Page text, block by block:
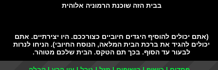
בבית הזה שוכנת הרמוניה אלוהית
(אתם יכולים להוסיף היגדים חיוביים כצורככם. היו יצירתיים. אתם
להגיד את ברכת הבית המלאה, הנוסח החיובי). הניחו לנרות
לבעור עד הסוף. בכך תם הטקס. הבית שלכם מטוהר.